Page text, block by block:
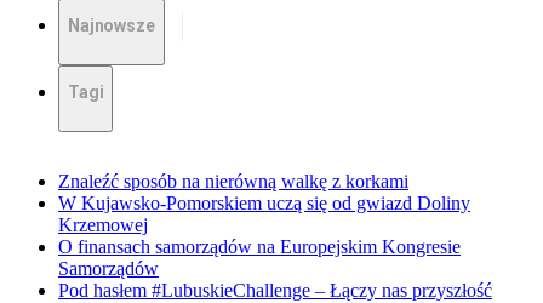
Najnowsze
Tagi
Znaleźć sposób na nierówną walkę z korkami
W Kujawsko-Pomorskiem uczą się od gwiazd Doliny
Krzemowej
O finansach samorządów na Europejskim Kongresie
Samorządów
Pod hasłem #LubuskieChallenge – Łączy nas przyszłość